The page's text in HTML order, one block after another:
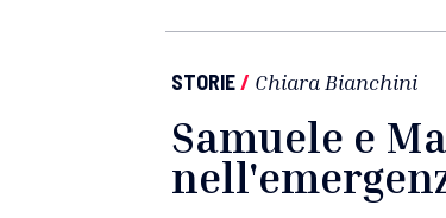
STORIE/ Chiara Bianchini
Samuele e